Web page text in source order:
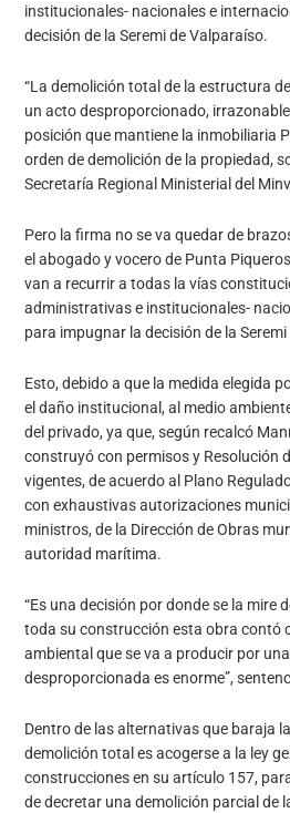
institucionales- nacionales e
decisión de la Seremi de Valparaíso.
“La demolición total de la estructura
un acto desproporcionado,
posición que mantiene la inmobiliaria
orden de demolición de la propiedad,
Secretaría Regional Ministerial del
Pero la firma no se va quedar de
el abogado y vocero de Punta
van a recurrir a todas la vías
administrativas e institucionales-
para impugnar la decisión de la
Esto, debido a que la medida elegida
el daño institucional, al medio
del privado, ya que, según recalcó
construyó con permisos y Resolución
vigentes, de acuerdo al Plano
con exhaustivas autorizaciones
ministros, de la Dirección de Obras
autoridad marítima.
“Es una decisión por donde se la mire
toda su construcción esta obra contó
ambiental que se va a producir por
desproporcionada es enorme”,
Dentro de las alternativas que baraja
demolición total es acogerse a la ley
construcciones en su artículo 157,
de decretar una demolición parcial de